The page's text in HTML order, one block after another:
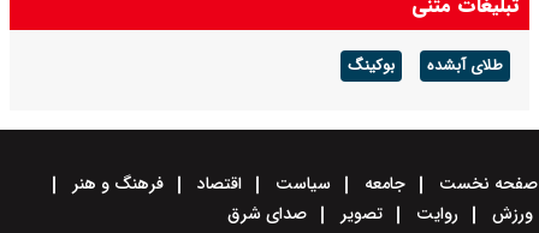
طلای آبشده بوکینگ
صفحه نخست جامعه سیاست اقتصاد
فرهنگ و هنر
ورزش
روایت تصویر صدای شرق